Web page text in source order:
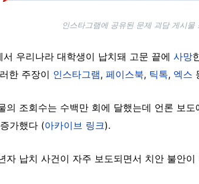
인스타그램에 공유된 문제 괴담 게시
서 우리나라 대학생이 납치돼 고문 끝에 사망
한 주장이 인스타그램, 페이스북, 틱톡, 엑스
의 조회수는 수백만 회에 달했는데 언론 보
가했다 (아카이브 링크).
자 납치 사건이 자주 보도되면서 치안 불안